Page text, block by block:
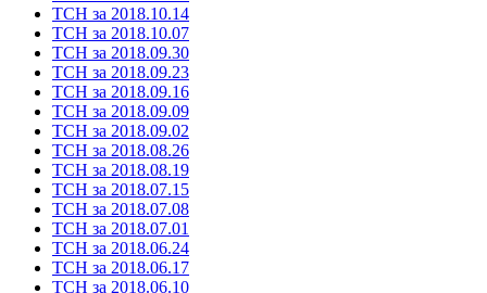
ТСН за 2018.10.14
ТСН за 2018.10.07
ТСН за 2018.09.30
ТСН за 2018.09.23
ТСН за 2018.09.16
ТСН за 2018.09.09
ТСН за 2018.09.02
ТСН за 2018.08.26
ТСН за 2018.08.19
ТСН за 2018.07.15
ТСН за 2018.07.08
ТСН за 2018.07.01
ТСН за 2018.06.24
ТСН за 2018.06.17
ТСН за 2018.06.10